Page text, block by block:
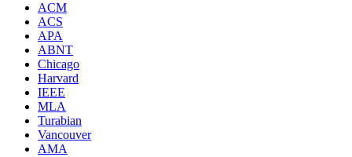
ACM
ACS
APA
ABNT
Chicago
Harvard
IEEE
MLA
Turabian
Vancouver
AMA